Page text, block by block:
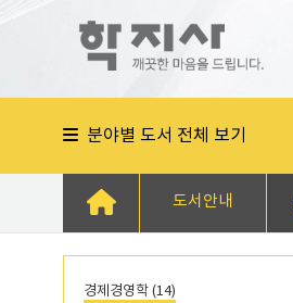
분야별 도서 전체 보기
도서안내
경제경영학 (14)